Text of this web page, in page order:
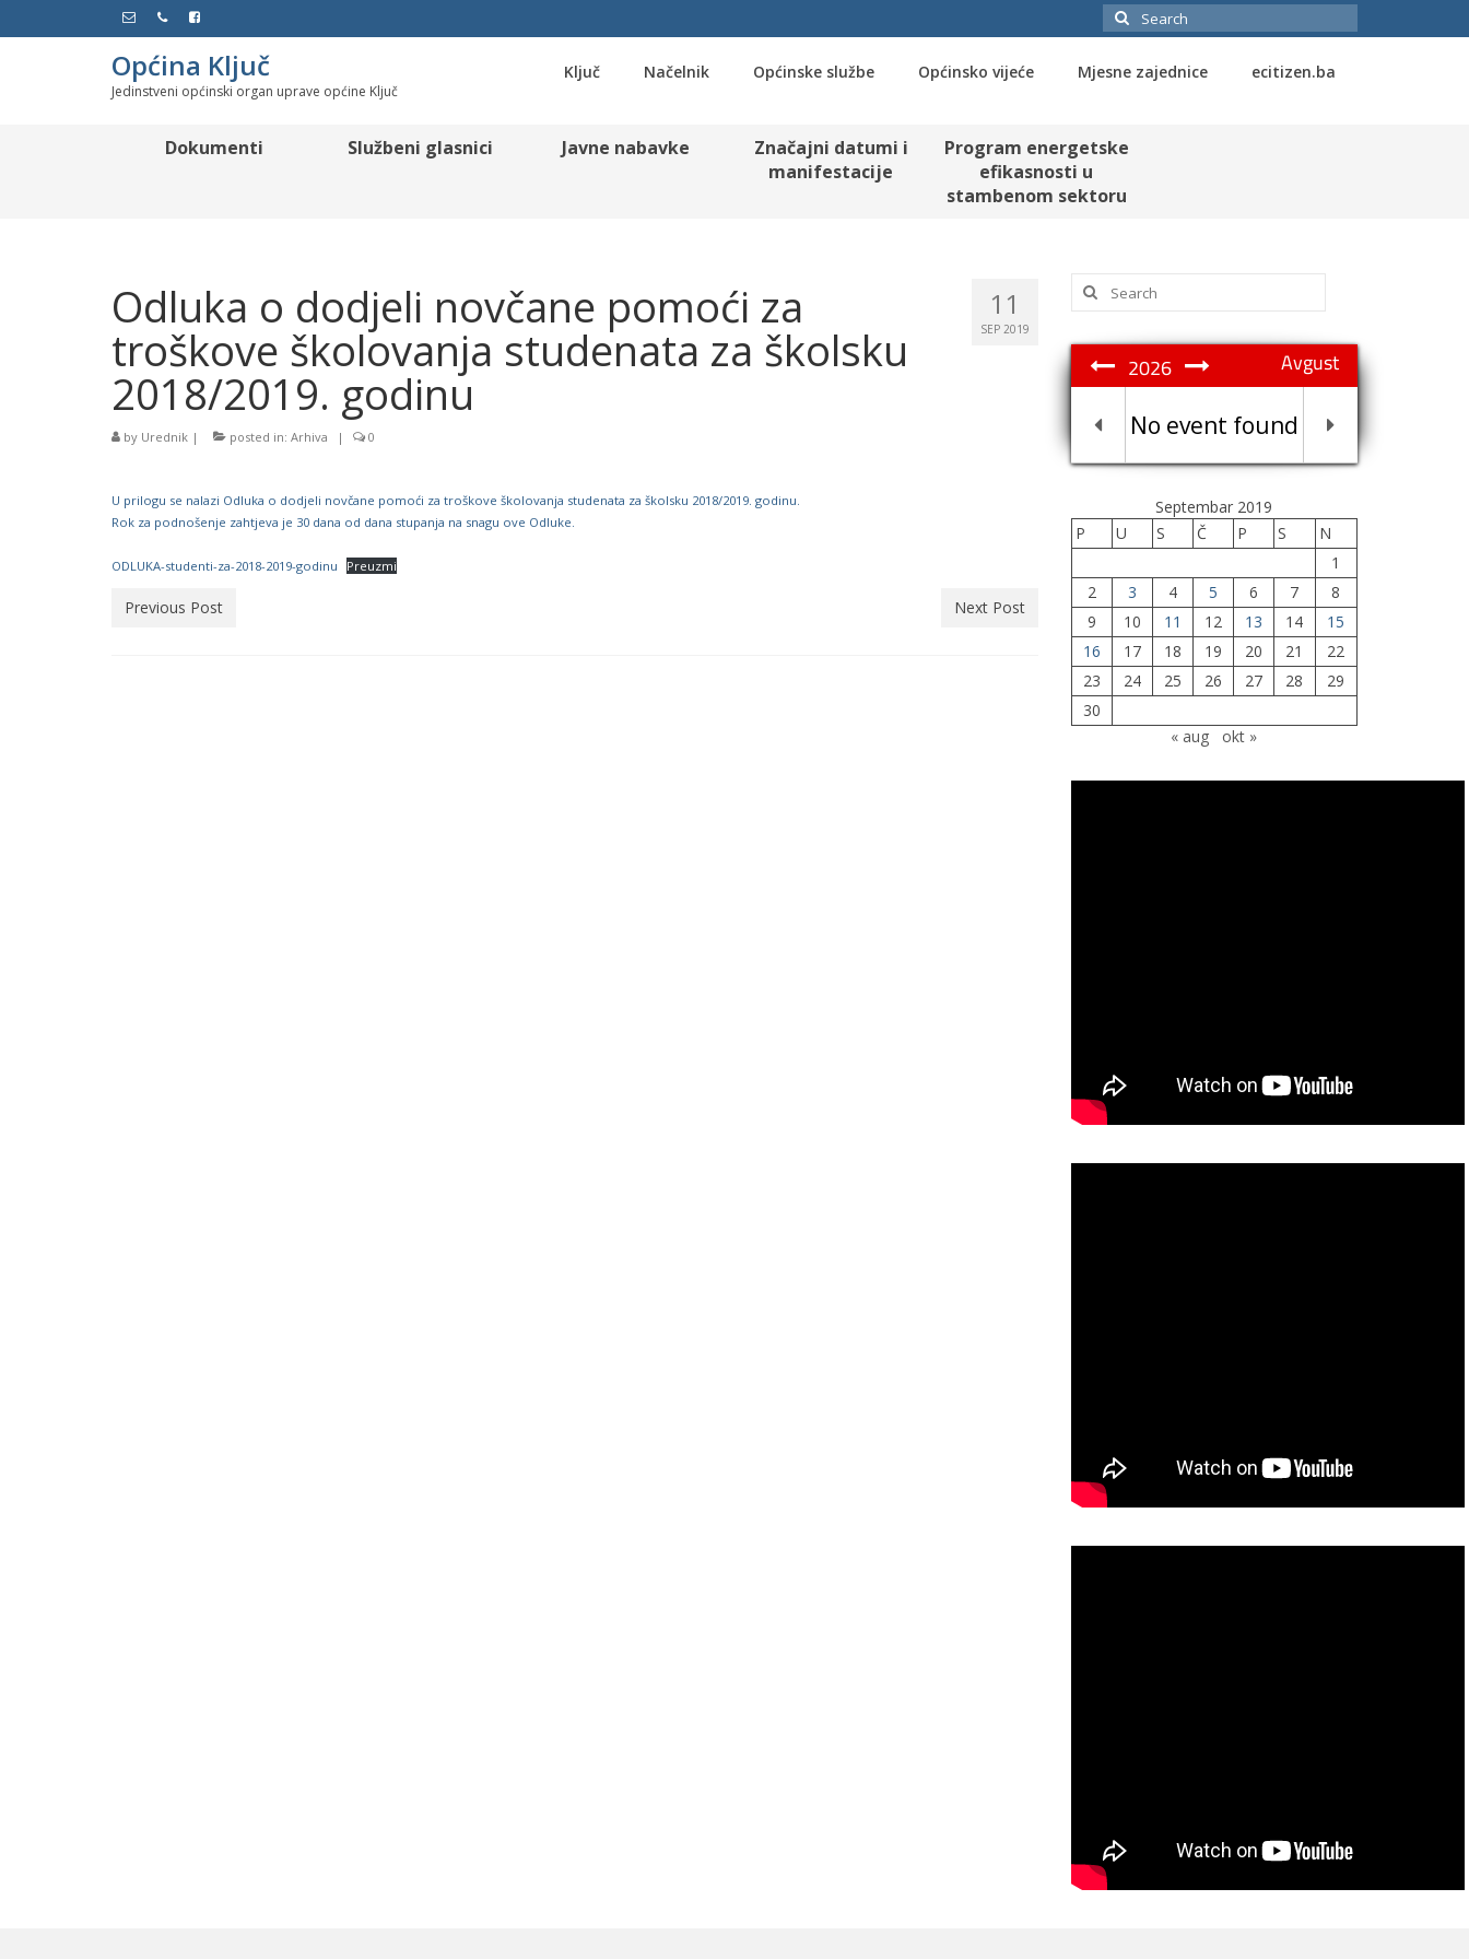
Search
for:
Općina Ključ
Jedinstveni općinski organ uprave općine Ključ
Ključ Načelnik Općinske službe Općinsko vijeće Mjesne zajednice ecitizen.ba
Dokumenti Službeni glasnici Javne nabavke
Značajni datumi i
manifestacije
Program energetske
efikasnosti u
stambenom sektoru
11
SEP 2019
Odluka o dodjeli novčane pomoći za
troškove školovanja studenata za školsku
2018/2019. godinu
by Urednik | posted in: Arhiva | 0
U prilogu se nalazi Odluka o dodjeli novčane pomoći za troškove školovanja studenata za školsku 2018/2019. godinu.
Rok za podnošenje zahtjeva je 30 dana od dana stupanja na snagu ove Odluke.
ODLUKA-studenti-za-2018-2019-godinu Preuzmi
Previous Post Next Post
Search
for:
Avgust
2026
No event found
Septembar 2019
P
U S Č P S
N
1
2
3 4 5 6 7
8
9
10 11 12 13 14
15
16
17 18 19 20 21
22
23
24 25 26 27 28
29
30
« aug
okt »